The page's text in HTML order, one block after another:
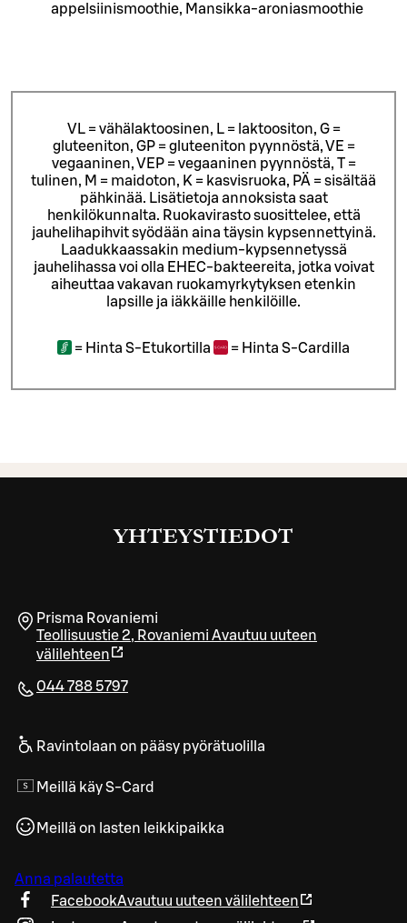
appelsiinismoothie, Mansikka-aroniasmoothie
VL = vähälaktoosinen, L = laktoositon, G =
gluteeniton, GP = gluteeniton pyynnöstä, VE =
vegaaninen, VEP = vegaaninen pyynnöstä, T =
tulinen, M = maidoton, K = kasvisruoka, PÄ = sisältää
pähkinää. Lisätietoja annoksista saat
henkilökunnalta. Ruokavirasto suosittelee, että
jauhelihapihvit syödään aina täysin kypsennettyinä.
Laadukkaassakin medium-kypsennetyssä
jauhelihassa voi olla EHEC-bakteereita, jotka voivat
aiheuttaa vakavan ruokamyrkytyksen etenkin
lapsille ja iäkkäille henkilöille.
= Hinta S-Etukortilla = Hinta S-Cardilla
YHTEYSTIEDOT
Prisma Rovaniemi
Teollisuustie 2, Rovaniemi Avautuu uuteen
välilehteen
044 788 5797
Ravintolaan on pääsy pyörätuolilla
Meillä käy S-Card
Meillä on lasten leikkipaikka
Anna palautetta
FacebookAvautuu uuteen välilehteen